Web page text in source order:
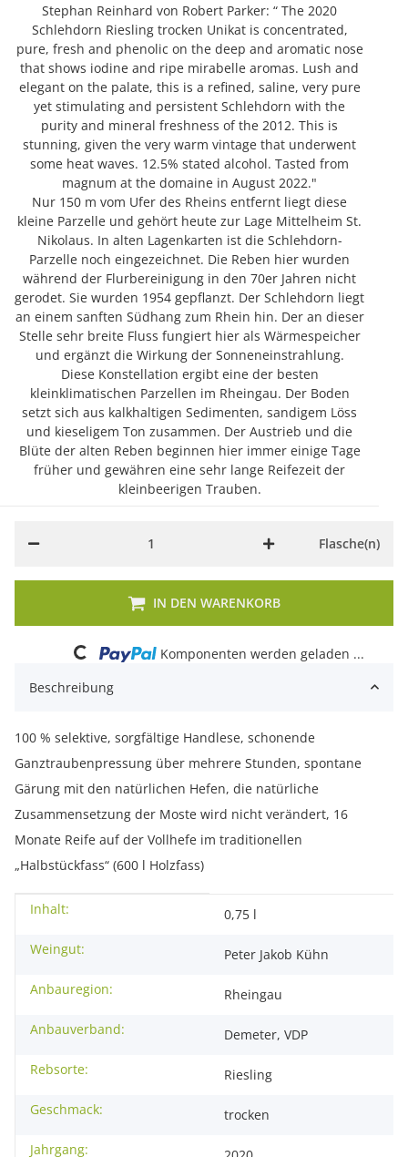
Stephan Reinhard von Robert Parker: “ The 2020
Schlehdorn Riesling trocken Unikat is concentrated,
pure, fresh and phenolic on the deep and aromatic nose
that shows iodine and ripe mirabelle aromas. Lush and
elegant on the palate, this is a refined, saline, very pure
yet stimulating and persistent Schlehdorn with the
purity and mineral freshness of the 2012. This is
stunning, given the very warm vintage that underwent
some heat waves. 12.5% stated alcohol. Tasted from
magnum at the domaine in August 2022."
Nur 150 m vom Ufer des Rheins entfernt liegt diese
kleine Parzelle und gehört heute zur Lage Mittelheim St.
Nikolaus. In alten Lagenkarten ist die Schlehdorn-
Parzelle noch eingezeichnet. Die Reben hier wurden
während der Flurbereinigung in den 70er Jahren nicht
gerodet. Sie wurden 1954 gepflanzt. Der Schlehdorn liegt
an einem sanften Südhang zum Rhein hin. Der an dieser
Stelle sehr breite Fluss fungiert hier als Wärmespeicher
und ergänzt die Wirkung der Sonneneinstrahlung.
Diese Konstellation ergibt eine der besten
kleinklimatischen Parzellen im Rheingau. Der Boden
setzt sich aus kalkhaltigen Sedimenten, sandigem Löss
und kieseligem Ton zusammen. Der Austrieb und die
Blüte der alten Reben beginnen hier immer einige Tage
früher und gewähren eine sehr lange Reifezeit der
kleinbeerigen Trauben.
Flasche(n)
IN DEN WARENKORB
Loading...
Komponenten werden geladen ...
Beschreibung
100 % selektive, sorgfältige Handlese, schonende
Ganztraubenpressung über mehrere Stunden, spontane
Gärung mit den natürlichen Hefen, die natürliche
Zusammensetzung der Moste wird nicht verändert, 16
Monate Reife auf der Vollhefe im traditionellen
„Halbstückfass“ (600 l Holzfass)
Produkteigenschaft
Wert
Inhalt:
0,75 l
Weingut:
Peter Jakob Kühn
Anbauregion:
Rheingau
Anbauverband:
Demeter, VDP
Rebsorte:
Riesling
Geschmack:
trocken
Jahrgang: